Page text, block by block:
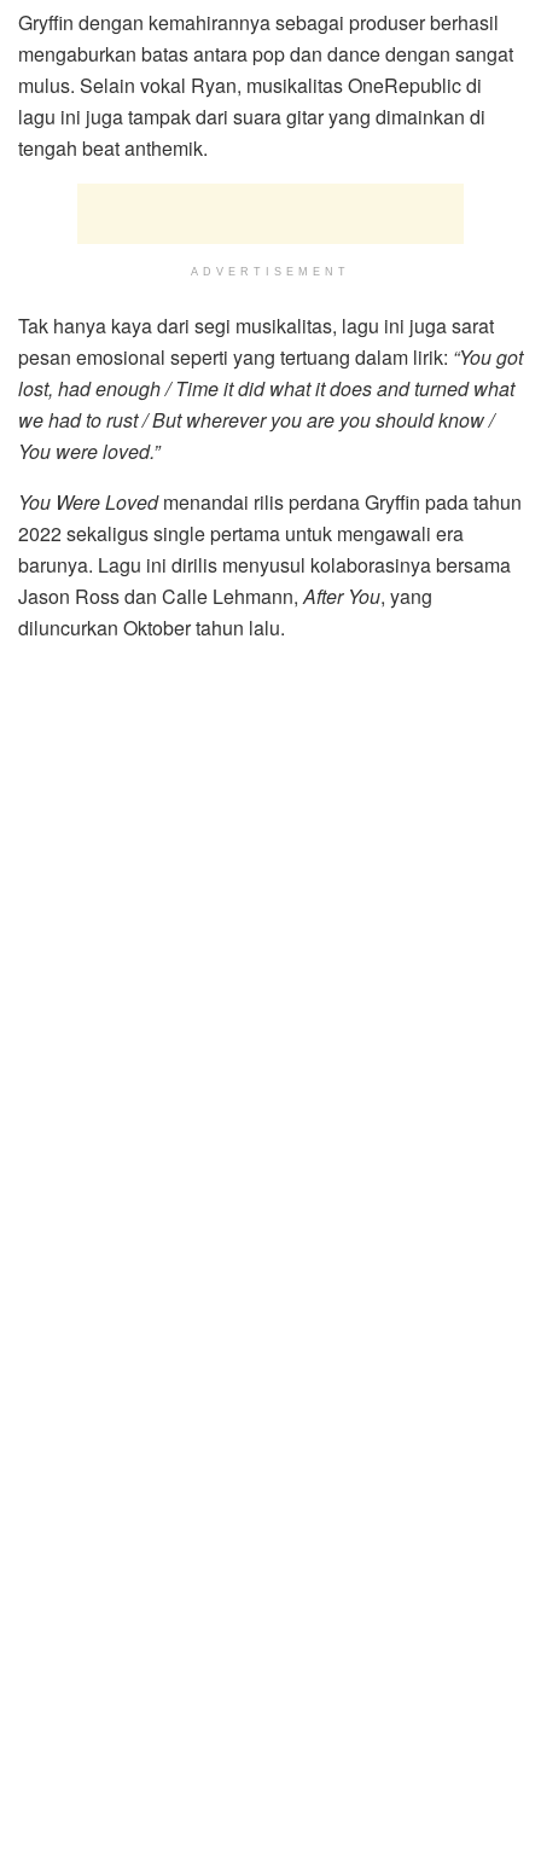
Gryffin dengan kemahirannya sebagai produser berhasil
mengaburkan batas antara pop dan dance dengan sangat
mulus. Selain vokal Ryan, musikalitas OneRepublic di
lagu ini juga tampak dari suara gitar yang dimainkan di
tengah beat anthemik.
ADVERTISEMENT
Tak hanya kaya dari segi musikalitas, lagu ini juga sarat
pesan emosional seperti yang tertuang dalam lirik: “You got
lost, had enough / Time it did what it does and turned what
we had to rust / But wherever you are you should know /
You were loved.”
You Were Lovedmenandai rilis perdana Gryffin pada tahun
2022 sekaligus single pertama untuk mengawali era
barunya. Lagu ini dirilis menyusul kolaborasinya bersama
Jason Ross dan Calle Lehmann,After You, yang
diluncurkan Oktober tahun lalu.